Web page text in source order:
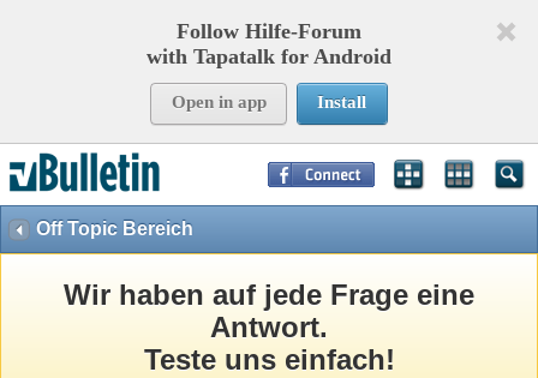
Follow Hilfe-Forum
with Tapatalk for Android
Open in app Install
Off Topic Bereich
Wir haben auf jede Frage eine
Antwort.
Teste uns einfach!
Page Time:0,08219
Templates:26